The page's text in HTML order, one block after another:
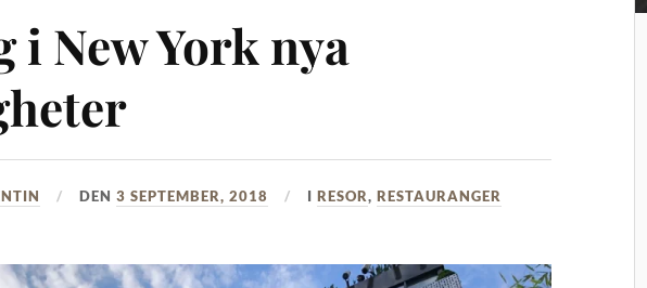
i New York nya
DEN3 SEPTEMBER, 2018 IRESOR,RESTAURANGER